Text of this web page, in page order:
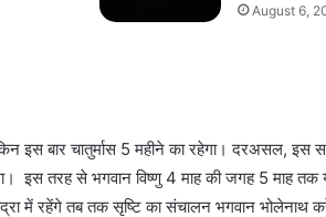
August 6,
इस बार चातुर्मास 5 महीने का रहेगा। दरअसल, इस
इस तरह से भगवान विष्णु 4 माह की जगह 5 माह तक
में रहेंगे तब तक सृष्टि का संचालन भगवान भोलेनाथ